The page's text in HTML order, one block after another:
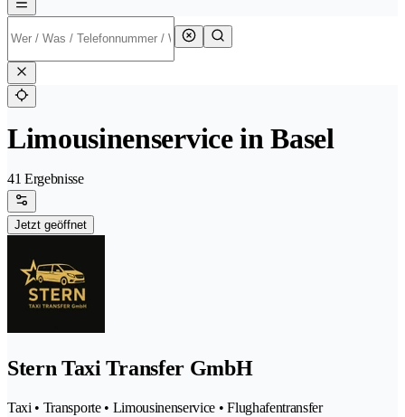
Limousinenservice in Basel
41 Ergebnisse
Jetzt geöffnet
Stern Taxi Transfer GmbH
Taxi • Transporte • Limousinenservice • Flughafentransfer